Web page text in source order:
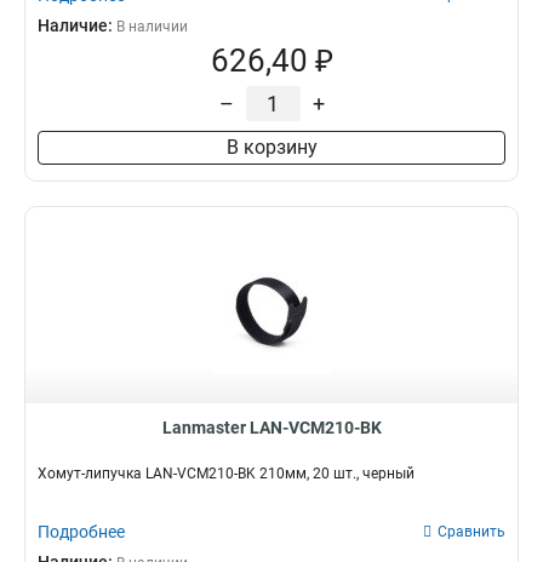
Наличие: В наличии
626,40 ₽
– +
В корзину
Lanmaster LAN-VCM210-BK
Хомут-липучка LAN-VCM210-BK 210мм, 20 шт., черный
Подробнее Сравнить